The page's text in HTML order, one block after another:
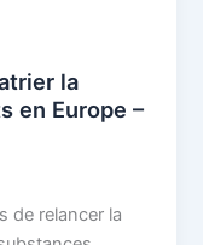
la
en Europe –
de relancer la